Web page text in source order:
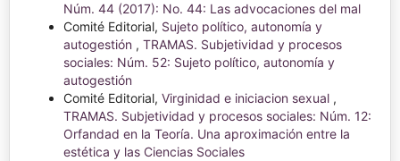
Núm. 44 (2017): No. 44: Las advocaciones del mal
Comité Editorial, Sujeto político, autonomía y
autogestión , TRAMAS. Subjetividad y procesos
sociales: Núm. 52: Sujeto político, autonomía y
autogestión
Comité Editorial, Virginidad e iniciacion sexual ,
TRAMAS. Subjetividad y procesos sociales: Núm. 12:
Orfandad en la Teoría. Una aproximación entre la
estética y las Ciencias Sociales